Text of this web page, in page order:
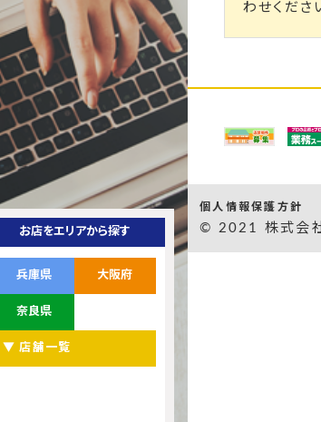
お店をエリアから探す
兵庫県 大阪府
奈良県
▼ 店舗一覧
わせくださ
個人情報保護方針
© 2021 株式会